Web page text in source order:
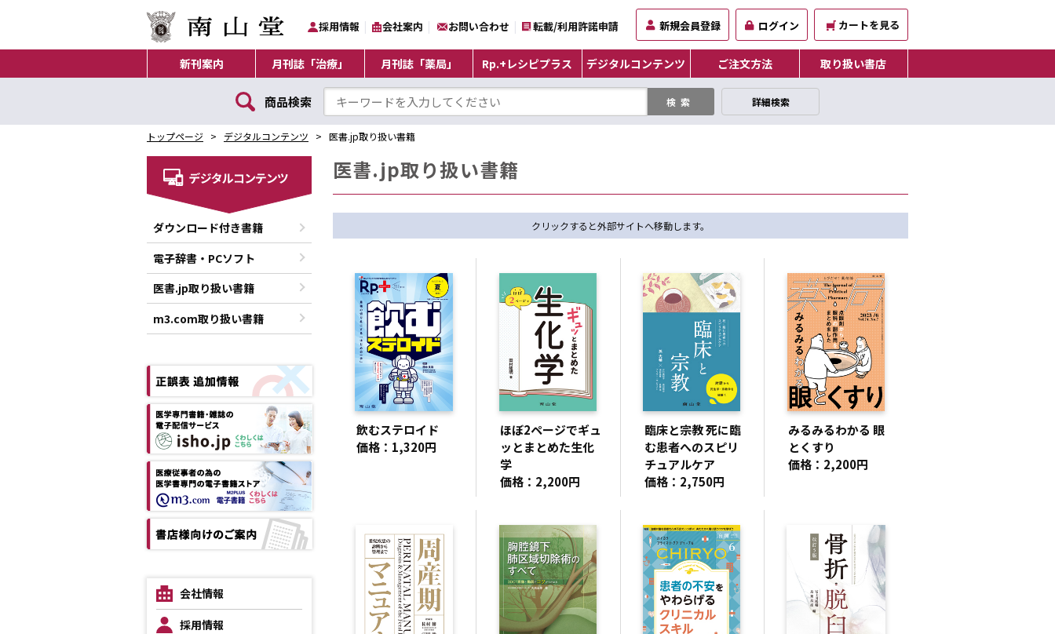
採用情報 会社案内 お問い合わせ 転載/利用許諾申請 新規会員登録 ログイン カートを見る
新刊案内 月刊誌「治療」 月刊誌「薬局」 Rp.+レシピプラス デジタルコンテンツ ご注文方法 取り扱い書店
商品検索 詳細検索
トップページ デジタルコンテンツ 医書.jp取り扱い書籍
ダウンロード付き書籍
電子辞書・PCソフト
医書.jp取り扱い書籍
m3.com取り扱い書籍
会社情報
採用情報
医書.jp取り扱い書籍
クリックすると外部サイトへ移動します。
飲むステロイド
価格：1,320円
ほぼ2ページでギュ
ッとまとめた生化
学
価格：2,200円
臨床と宗教 死に臨
む患者へのスピリ
チュアルケア
価格：2,750円
みるみるわかる 眼
とくすり
価格：2,200円